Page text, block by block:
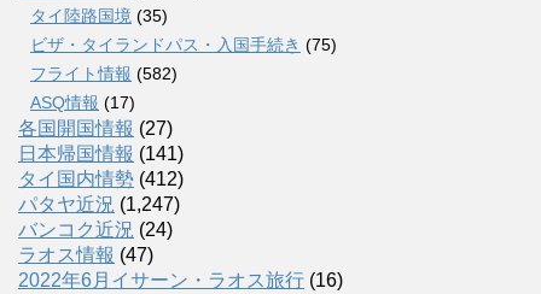
タイ陸路国境 (35)
ビザ・タイランドパス・入国手続き (75)
フライト情報 (582)
ASQ情報 (17)
各国開国情報 (27)
日本帰国情報 (141)
タイ国内情勢 (412)
パタヤ近況 (1,247)
バンコク近況 (24)
ラオス情報 (47)
2022年6月イサーン・ラオス旅行 (16)